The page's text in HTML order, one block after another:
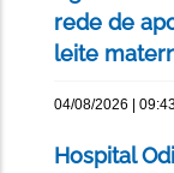
rede de
leite
04/08/2026 |
Hospital